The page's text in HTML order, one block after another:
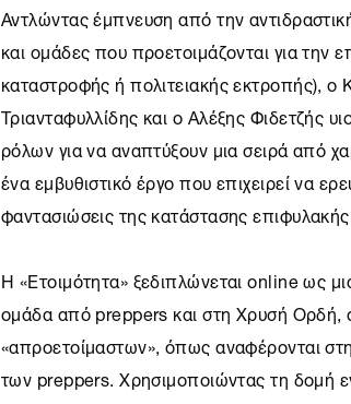
Αντλώντας έμπνευση από την
και ομάδες που προετοιμάζονται για την
καταστροφής ή πολιτειακής εκτροπής),
Τριανταφυλλίδης και ο Αλέξης Φιδετζής
ρόλων για να αναπτύξουν μια σειρά από
ένα εμβυθιστικό έργο που επιχειρεί να
φαντασιώσεις της κατάστασης
Η «Ετοιμότητα» ξεδιπλώνεται online ως
ομάδα από preppers και στη Χρυσή Ορδή,
«απροετοίμαστων», όπως αναφέρονται
των preppers. Χρησιμοποιώντας τη δομή